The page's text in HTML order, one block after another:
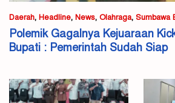
Daerah, Headline, News, Olahraga, Sumbawa
Polemik Gagalnya Kejuaraan
Bupati : Pemerintah Sudah Siap